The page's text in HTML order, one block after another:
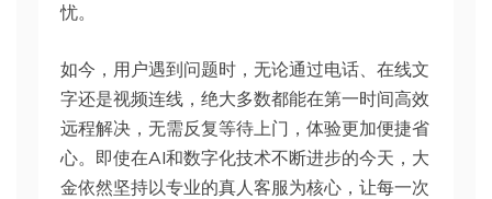
忧。
如今，用户遇到问题时，无论通过电话、在线文
字还是视频连线，绝大多数都能在第一时间高效
远程解决，无需反复等待上门，体验更加便捷省
心。即使在AI和数字化技术不断进步的今天，大
金依然坚持以专业的真人客服为核心，让每一次